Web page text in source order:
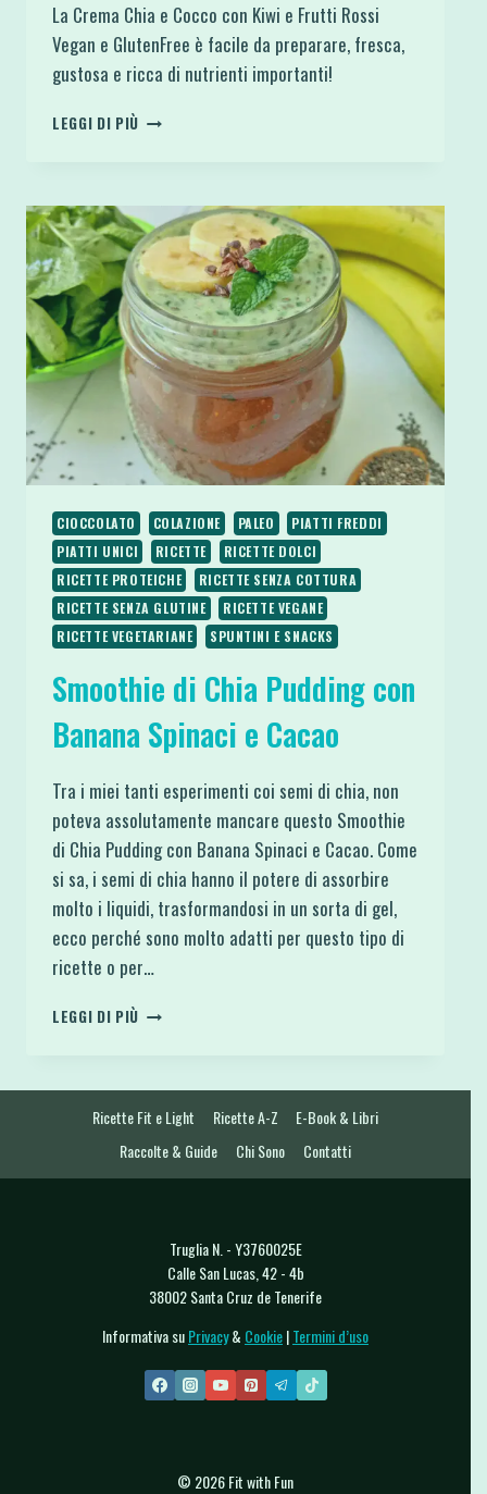
La Crema Chia e Cocco con Kiwi e Frutti Rossi
Vegan e GlutenFree è facile da preparare, fresca,
gustosa e ricca di nutrienti importanti!
LEGGI DI PIÙ CHIA
CHIA
E
COCCO
CON
FRUTTA
CIOCCOLATO COLAZIONE PALEO
PIATTI FREDDI
PIATTI UNICI
RICETTE
RICETTE DOLCI
RICETTE PROTEICHE
RICETTE SENZA COTTURA
RICETTE SENZA GLUTINE
RICETTE VEGANE
RICETTE VEGETARIANE
SPUNTINI E SNACKS
Smoothie di Chia Pudding con
Banana Spinaci e Cacao
Tra i miei tanti esperimenti coi semi di chia, non
poteva assolutamente mancare questo Smoothie
di Chia Pudding con Banana Spinaci e Cacao. Come
si sa, i semi di chia hanno il potere di assorbire
molto i liquidi, trasformandosi in un sorta di gel,
ecco perché sono molto adatti per questo tipo di
ricette o per…
LEGGI DI PIÙ SMOOTHIE
BANANA
SPINACI
Ricette Fit e Light Ricette A-Z
E-Book & Libri
Raccolte & Guide
Chi Sono Contatti
Truglia N. - Y3760025E
Calle San Lucas, 42 - 4b
38002 Santa Cruz de Tenerife
Informativa suPrivacy& Cookie|Termini d’uso
© 2026 Fit with Fun